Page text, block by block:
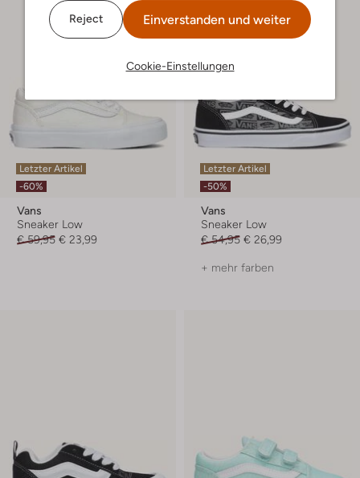
Reject Einverstanden und weiter
Cookie-Einstellungen
Letzter Artikel
-60%
Vans
Sneaker Low
€ 59,95 € 23,99
Letzter Artikel
-50%
Vans
Sneaker Low
€ 54,95 € 26,99
+ mehr farben